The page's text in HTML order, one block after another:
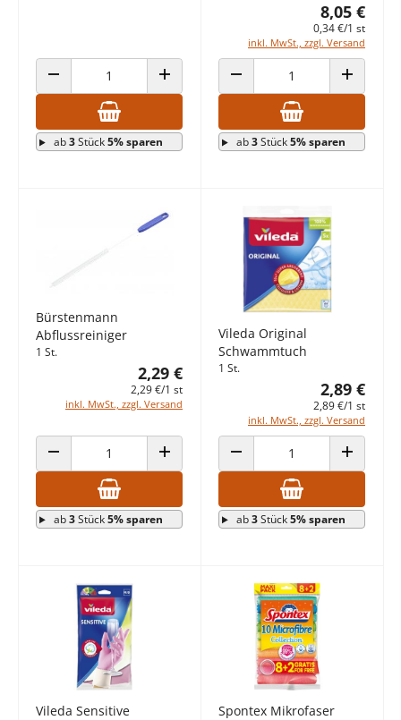
ANZAHL VERRINGERN ANZAHL ERHÖHEN
ab3Stück5% sparen
8,05 €
0,34 €/1 st
inkl. MwSt., zzgl. Versand
ANZAHL VERRINGERN ANZAHL
ab3Stück5% sparen
Bürstenmann
Abflussreiniger
1 St.
2,29 €
2,29 €/1 st
inkl. MwSt., zzgl. Versand
ANZAHL VERRINGERN ANZAHL ERHÖHEN
ab3Stück5% sparen
Vileda Original
Schwammtuch
1 St.
2,89 €
2,89 €/1 st
inkl. MwSt., zzgl. Versand
ANZAHL VERRINGERN ANZAHL
ab3Stück5% sparen
Vileda Sensitive
Spontex Mikrofaser